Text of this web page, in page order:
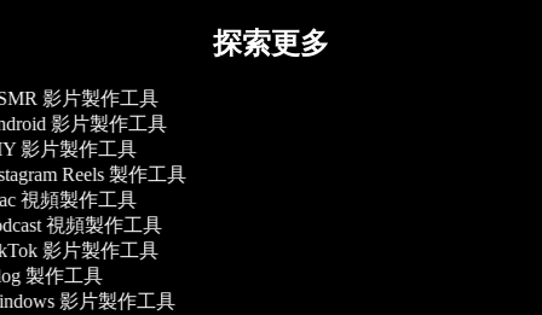
探索更多
影片製作工具
影片製作工具
影片製作工具
Reels 製作工具
視頻製作工具
視頻製作工具
影片製作工具
製作工具
影片製作工具